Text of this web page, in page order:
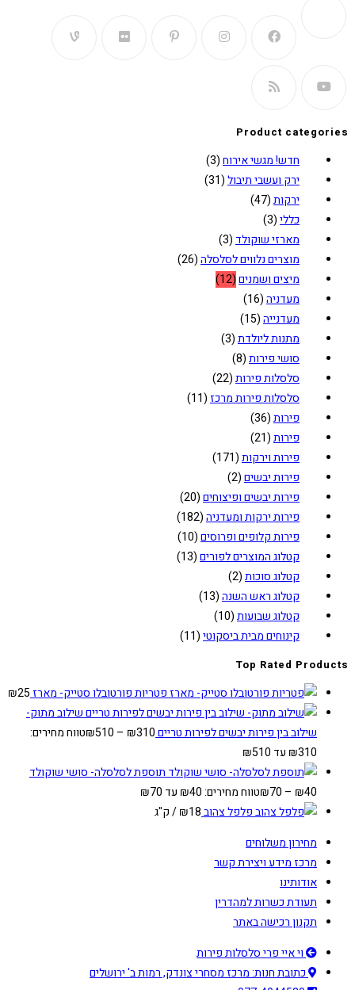
Product categories
חדש! מגשי אירוח(3)
ירק ועשבי תיבול(31)
ירקות(47)
כללי(3)
מארזי שוקולד (3)
מוצרים נלווים לסלסלה(26)
מיצים ושמנים(12)
מעדניה(16)
מעדנייה(15)
מתנות ליולדת(3)
סושי פירות(8)
סלסלות פירות(22)
סלסלות פירות מרכז (11)
פירות(36)
פירות(21)
פירות וירקות(171)
פירות יבשים(2)
פירות יבשים ופיצוחים(20)
פירות ירקות ומעדניה(182)
פירות קלופים ופרוסים(10)
קטלוג המוצרים לפורים(13)
קטלוג סוכות(2)
קטלוג ראש השנה(13)
קטלוג שבועות(10)
קינוחים מבית ביסקוטי(11)
Top Rated Products
פטריות פורטובלו סטייק- מארז ₪25
שילוב מתוק-
שילוב בין פירות יבשים לפירות טריים
₪310
–
₪510
טווח מחירים:
תוספת לסלסלה- סושי שוקולד
₪40
–
₪70
טווח מחירים: ⁦₪40⁩ עד ⁦₪70⁩
פלפל צהוב
₪18
/ ק"ג
מחירון משלוחים
מרכז מידע ויצירת קשר
אודותינו
תעודת כשרות למהדרין
תקנון רכישה באתר
וי איי פרי סלסלות פירות
כתובת חנות: מרכז מסחרי צונדק, רמות ב' ירושלים